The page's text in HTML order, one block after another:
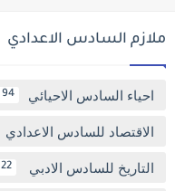
ملازم السادس الاعدادي
احياء السادس الاحيائي 94
الاقتصاد للسادس الاعدادي
التاريخ للسادس الادبي 22